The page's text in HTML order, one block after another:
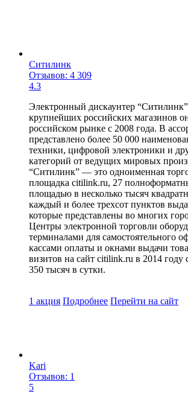
Ситилинк
Отзывов: 4 309
4.3
Электронный дискаунтер
крупнейших российских магазинов
российском рынке с 2008 года. В
представлено более 50 000
техники, цифровой электроники и
категорий от ведущих мировых
“Ситилинк” — это одноименная
площадка citilink.ru, 27
площадью в несколько тысяч
каждый и более трехсот пунктов
которые представлены во многих
Центры электронной торговли
терминалами для самостоятельного
кассами оплаты и окнами выдачи
визитов на сайт citilink.ru в 2014 году
350 тысяч в сутки.
1 акция Подробнее Перейти на сайт
Kari
Отзывов: 1
5